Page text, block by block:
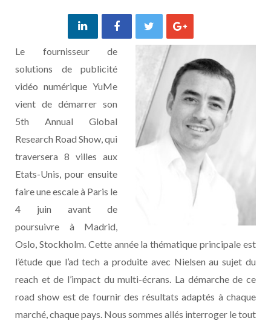
Le fournisseur de
solutions de publicité
vidéo numérique YuMe
vient de démarrer son
5th Annual Global
Research Road Show, qui
traversera 8 villes aux
Etats-Unis, pour ensuite
faire une escale à Paris le
4 juin avant de
poursuivre à Madrid,
Oslo, Stockholm. Cette année la thématique principale est
l’étude que l’ad tech a produite avec Nielsen au sujet du
reach et de l’impact du multi-écrans. La démarche de ce
road show est de fournir des résultats adaptés à chaque
marché, chaque pays. Nous sommes allés interroger le tout